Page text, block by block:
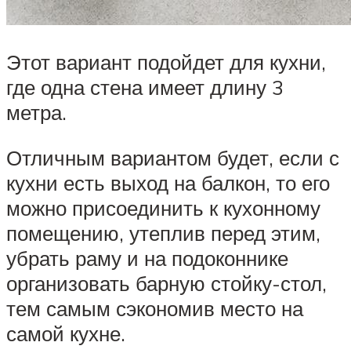
Этот вариант подойдет для кухни,
где одна стена имеет длину 3
метра.
Отличным вариантом будет, если с
кухни есть выход на балкон, то его
можно присоединить к кухонному
помещению, утеплив перед этим,
убрать раму и на подоконнике
организовать барную стойку-стол,
тем самым сэкономив место на
самой кухне.